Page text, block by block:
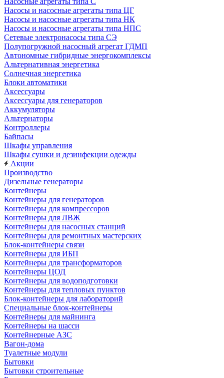
Насосы и насосные агрегаты типа ЦГ
Насосы и насосные агрегаты типа НК
Насосы и насосные агрегаты типа НПС
Сетевые электронасосы типа СЭ
Полупогружной насосный агрегат ГДМП
Автономные гибридные энергокомплексы
Альтернативная энергетика
Солнечная энергетика
Блоки автоматики
Аксессуары
Аксессуары для генераторов
Аккумуляторы
Альтернаторы
Контроллеры
Байпасы
Шкафы управления
Шкафы сушки и дезинфекции одежды
Акции
Производство
Дизельные генераторы
Контейнеры
Контейнеры для генераторов
Контейнеры для компрессоров
Контейнеры для ЛВЖ
Контейнеры для насосных станций
Контейнеры для ремонтных мастерских
Блок-контейнеры связи
Контейнеры для ИБП
Контейнеры для трансформаторов
Контейнеры ЦОД
Контейнеры для водоподготовки
Контейнеры для тепловых пунктов
Блок-контейнеры для лабораторий
Специальные блок-контейнеры
Контейнеры для майнинга
Контейнеры на шасси
Контейнерные АЗС
Вагон-дома
Туалетные модули
Бытовки
Бытовки строительные